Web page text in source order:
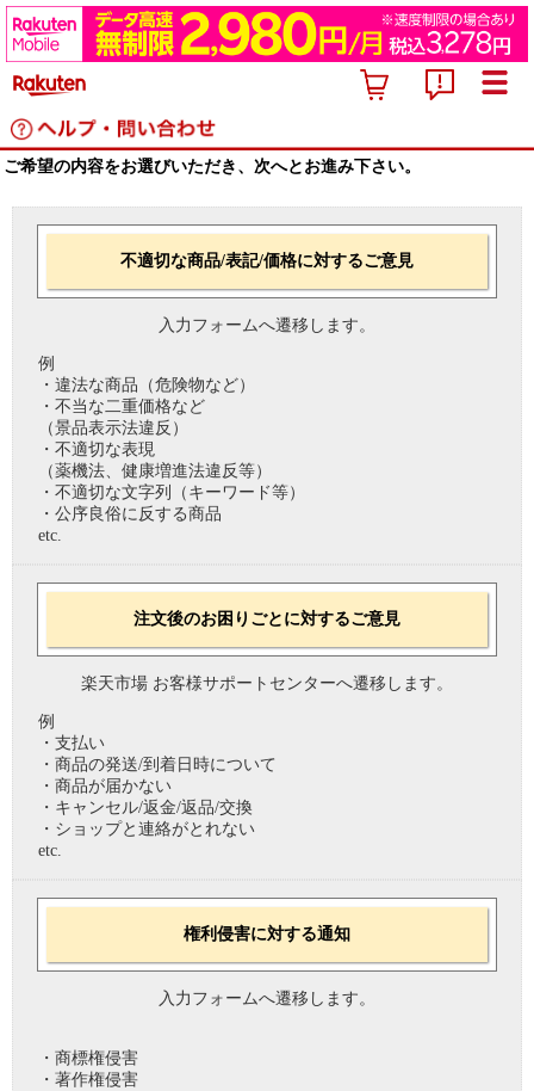
ご希望の内容をお選びいただき、次へとお進み下さい。
不適切な商品/表記/価格に対するご意見
入力フォームへ遷移します。
例
・違法な商品（危険物など）
・不当な二重価格など
（景品表示法違反）
・不適切な表現
（薬機法、健康増進法違反等）
・不適切な文字列（キーワード等）
・公序良俗に反する商品
etc.
注文後のお困りごとに対するご意見
楽天市場 お客様サポートセンターへ遷移します。
例
・支払い
・商品の発送/到着日時について
・商品が届かない
・キャンセル/返金/返品/交換
・ショップと連絡がとれない
etc.
権利侵害に対する通知
入力フォームへ遷移します。
・商標権侵害
・著作権侵害